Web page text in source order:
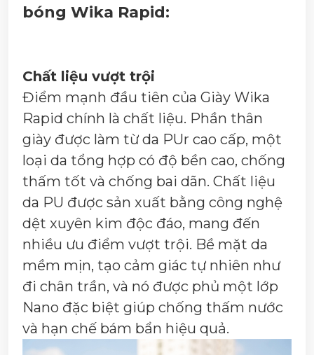
bóng Wika Rapid:
Chất liệu vượt trội
Điểm mạnh đầu tiên của Giày Wika
Rapid chính là chất liệu. Phần thân
giày được làm từ da PUr cao cấp, một
loại da tổng hợp có độ bền cao, chống
thấm tốt và chống bai dãn. Chất liệu
da PU được sản xuất bằng công nghệ
dệt xuyên kim độc đáo, mang đến
nhiều ưu điểm vượt trội. Bề mặt da
mềm mịn, tạo cảm giác tự nhiên như
đi chân trần, và nó được phủ một lớp
Nano đặc biệt giúp chống thấm nước
và hạn chế bám bẩn hiệu quả.